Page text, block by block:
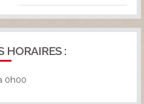
HORAIRES :
0h00